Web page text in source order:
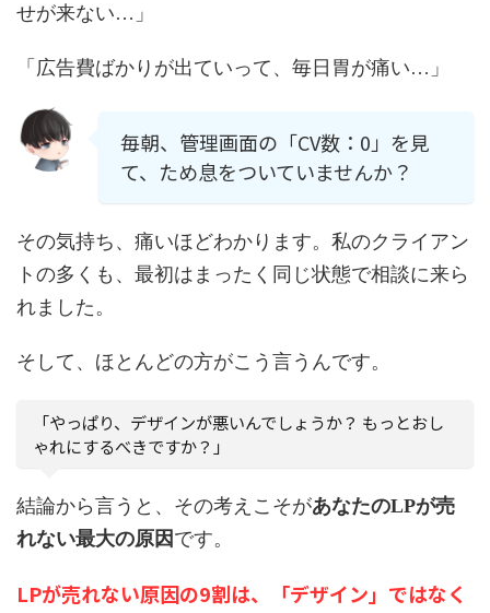
せが来ない…」
「広告費ばかりが出ていって、毎日胃が痛い…」
毎朝、管理画面の「CV数：0」を見
て、ため息をついていませんか？
その気持ち、痛いほどわかります。私のクライアン
トの多くも、最初はまったく同じ状態で相談に来ら
れました。
そして、ほとんどの方がこう言うんです。
「やっぱり、デザインが悪いんでしょうか？ もっとおし
ゃれにするべきですか？」
結論から言うと、その考えこそがあなたのLPが売
れない最大の原因 です。
LPが売れない原因の9割は、「デザイン」ではなく